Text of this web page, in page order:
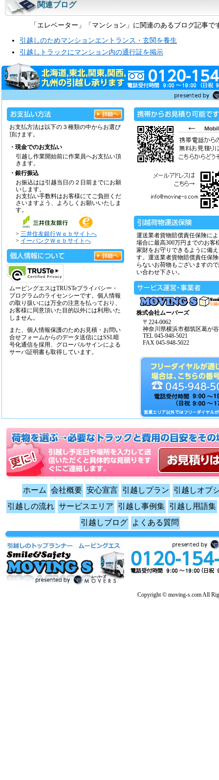
関連ブログ
「エレベーター」「マンション」に関連のあるブログ記事で
引越しのためマンションエントランス・玄関を養生
引越しトラックにマンション内の通行証を掲示
お支払方法は以下の３種類の中からお選び
頂けます。
・現金でのお支払い
引越し作業開始前に作業員へお支払い頂
きます。
・銀行振込
お振込はは引越当日の２日前までにお願
いします。
お支払い手数料はお客様にてご負担くだ
さいますよう、よろしくお願いいたしま
す。
> 三井住友銀行Ｗｅｂサイトへ
> イーバンクＷｅｂサイトへ
ムービングエスはTRUSTeプライバシー・
プログラムのライセンシーです。個人情報
の取り扱いには万全の注意を払っており、
お客様に同意頂いた目的以外には利用いた
しません。
また、個人情報保護のためお見積・お問い
合せフォームからのデータ送信にはSSL暗
号化通信を採用、グローバルサインによる
サーバ証明書も取得しています。
運送業者貨物賠償責任保険に
場合に最高300万円までのお客
家財をお守りできるように備
す。運送業者貨物賠償責任保
らないお荷物もございますの
い合わせ下さい。
株式会社ムーバーズ
〒224-0062
神奈川県横浜市都筑区葛が
TEL 045-948-5021
FAX 045-948-5022
ホーム 会社概要 安心宣言 引越しプラン
引越しオプ
引越しの流れ サービスエリア 引越し事例集 引越し用語集
引越しブログ
よくある質問
Copyright © moving-s.com All